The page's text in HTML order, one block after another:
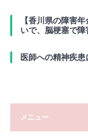
【香川県の障害
いで、脳梗塞で
医師への精神疾
メニュー